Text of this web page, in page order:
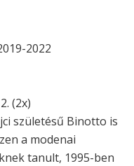
2022
(2x)
születésű Binotto is
a modenai
tanult, 1995-ben